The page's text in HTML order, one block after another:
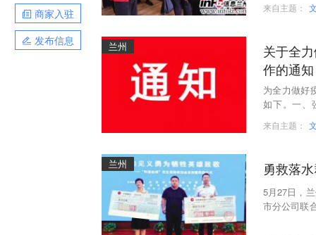
商家入驻
发布信息
来自主题：
兰州
关于全
作的通知
为全力做好
如下。一、
来自主题：
兰州 勇救落
5月27日，
市分公司联